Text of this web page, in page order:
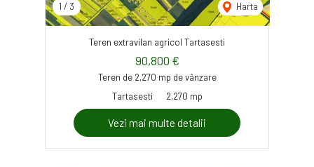
1 / 3 Harta
Teren extravilan agricol Tartasesti
90,800 €
Teren de 2,270 mp de vânzare
Tartasesti
2,270 mp
Vezi mai multe detalii